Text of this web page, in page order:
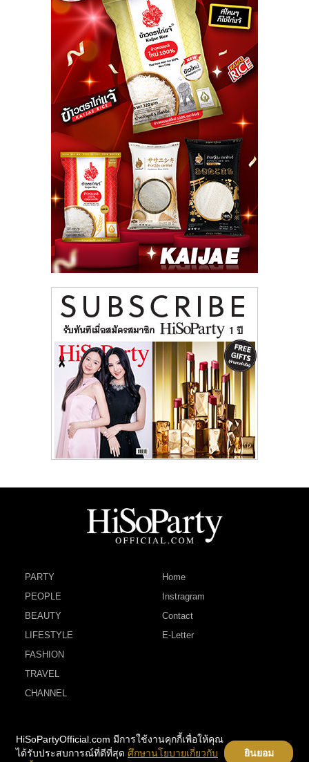
PARTY
PEOPLE
BEAUTY
LIFESTYLE
FASHION
TRAVEL
CHANNEL
Home
Instragram
Contact
E-Letter
HiSoPartyOfficial.com มีการใช้งานคุกกี้เพื่อให้คุณ
ได้รับประสบการณ์ที่ดีที่สุด ศึกษานโยบายเกี่ยวกับ
ยินยอม